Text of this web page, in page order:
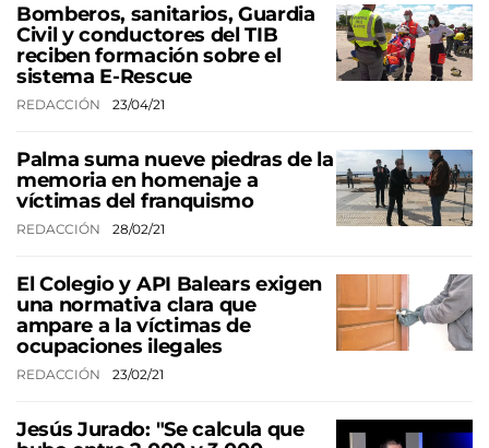
Bomberos, sanitarios, Guardia
Civil y conductores del TIB
reciben formación sobre el
sistema E-Rescue
REDACCIÓN 23/04/21
Palma suma nueve piedras de la
memoria en homenaje a
víctimas del franquismo
REDACCIÓN 28/02/21
El Colegio y API Balears exigen
una normativa clara que
ampare a la víctimas de
ocupaciones ilegales
REDACCIÓN 23/02/21
Jesús Jurado: "Se calcula que